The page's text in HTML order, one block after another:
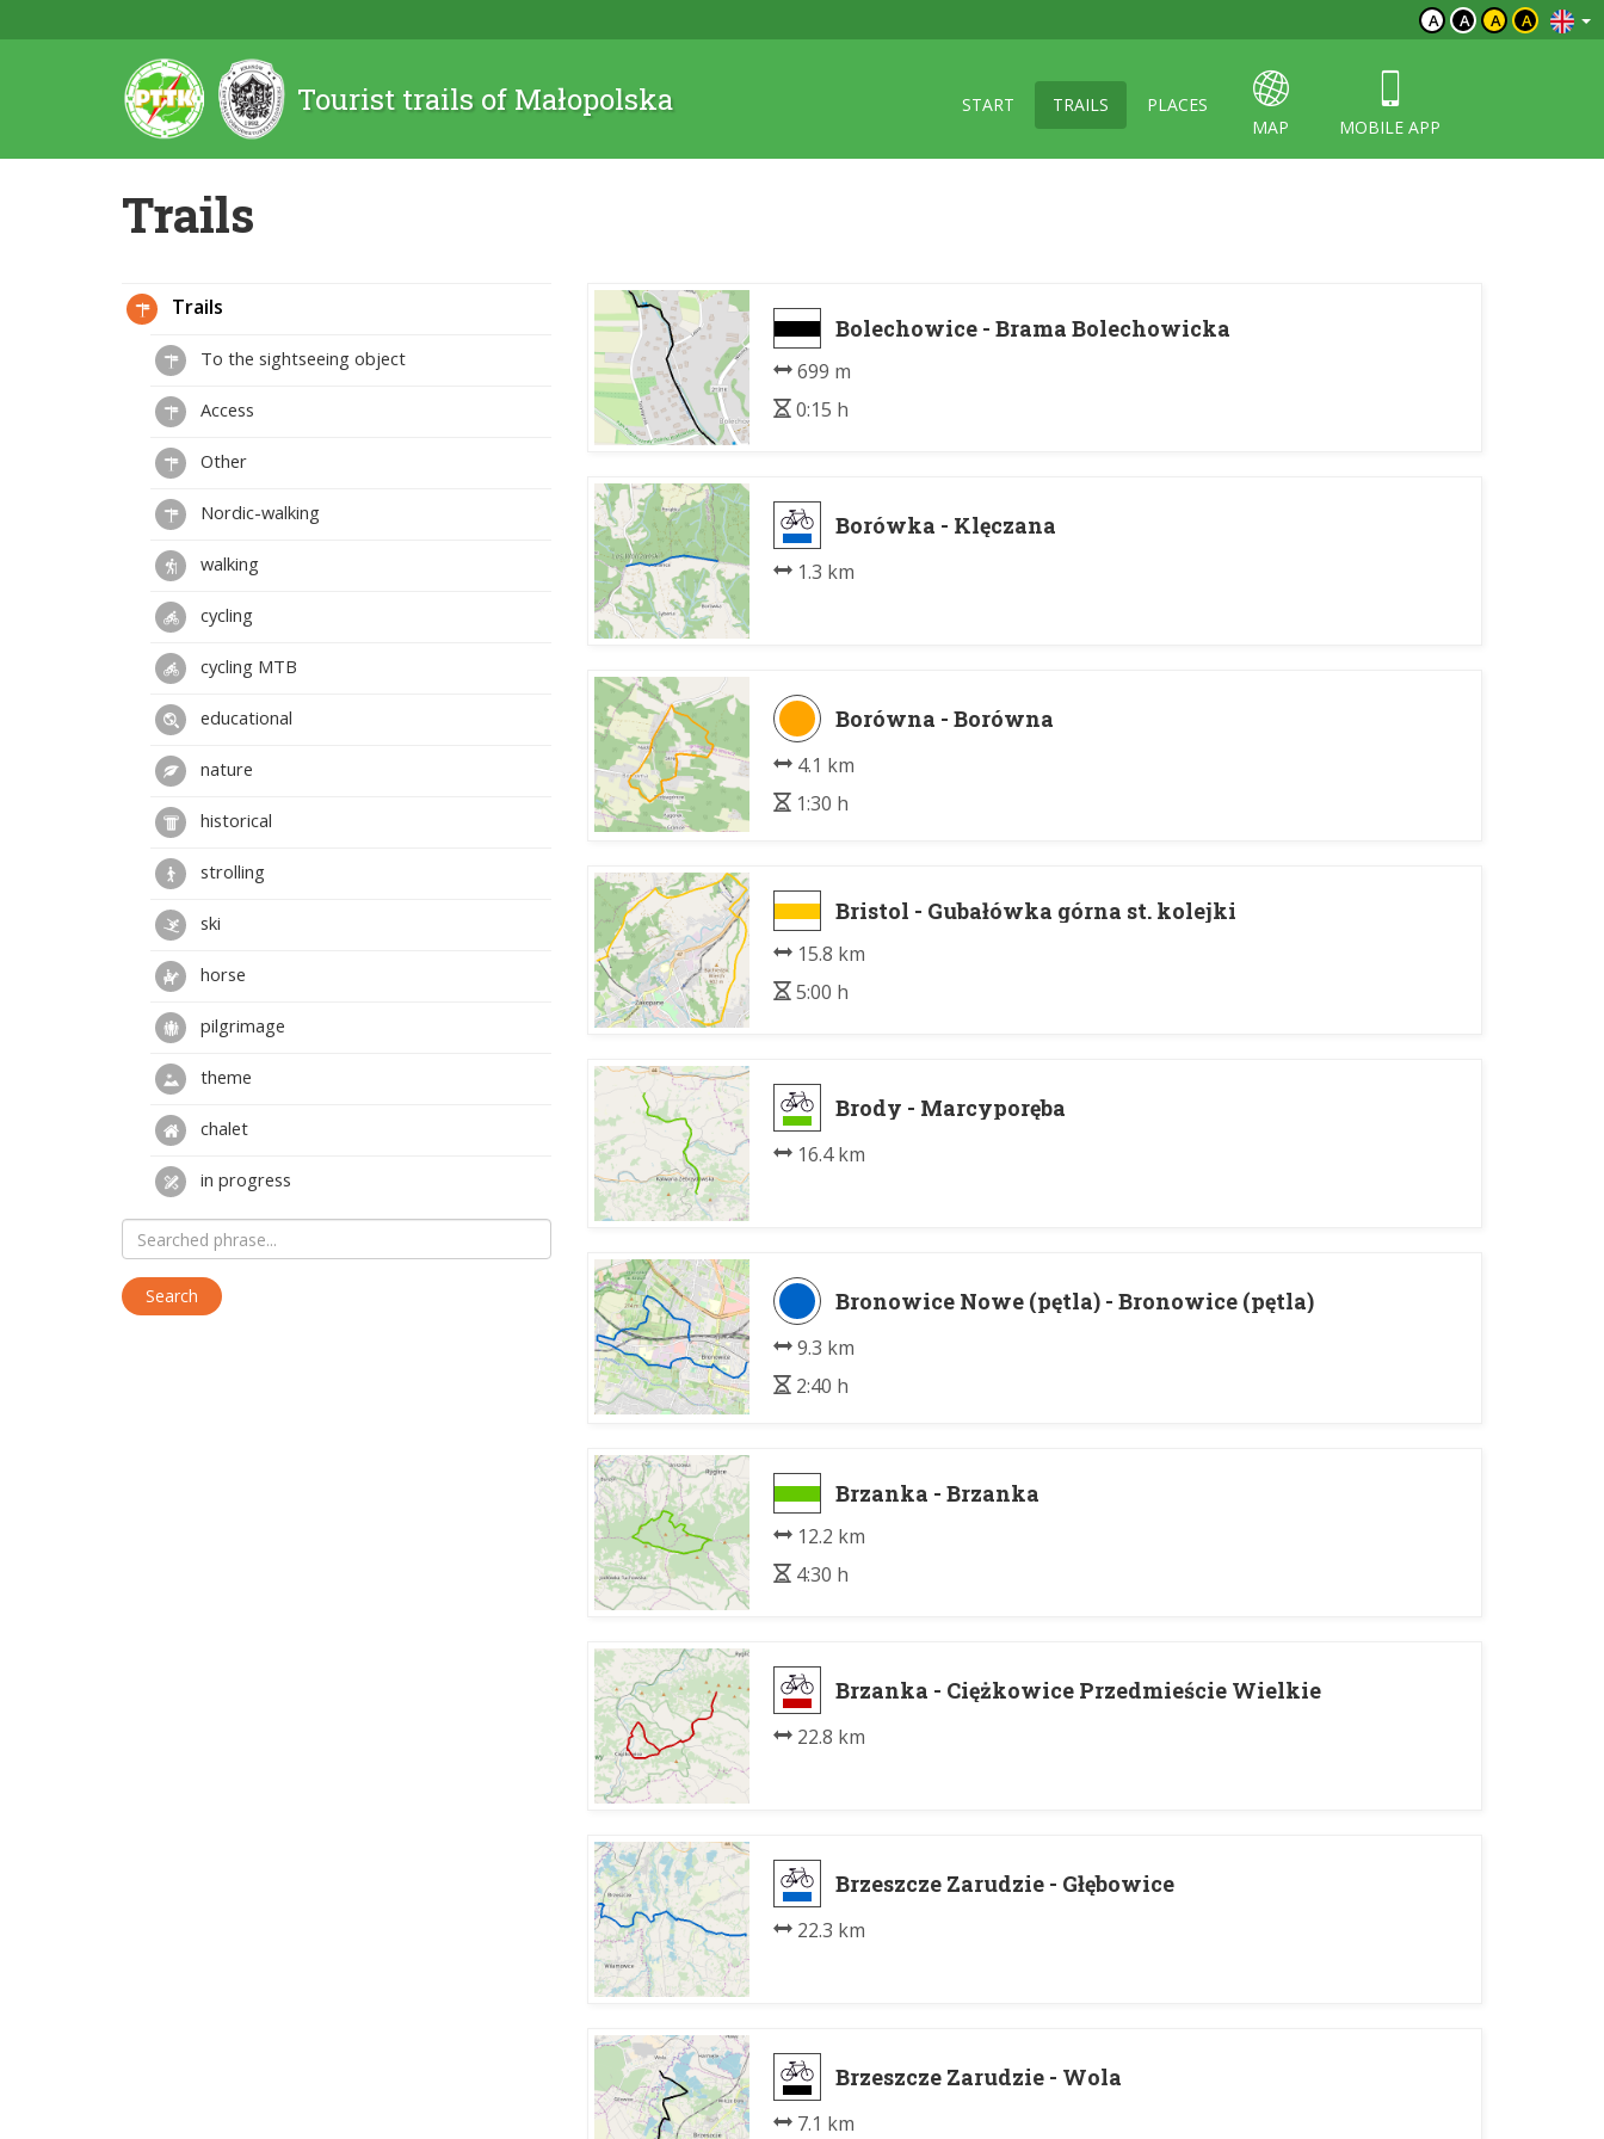
A A A A
Tourist trails of Małopolska START TRAILS
PLACES
MAP
MOBILE APP
Trails
Bolechowice - Brama Bolechowicka
699 m
0:15 h
Borówka - Klęczana
1.3 km
Borówna - Borówna
4.1 km
1:30 h
Bristol - Gubałówka górna st. kolejki
15.8 km
5:00 h
Brody - Marcyporęba
16.4 km
Bronowice Nowe (pętla) - Bronowice (pętla)
9.3 km
2:40 h
Brzanka - Brzanka
12.2 km
4:30 h
Brzanka - Ciężkowice Przedmieście Wielkie
22.8 km
Brzeszcze Zarudzie - Głębowice
22.3 km
Brzeszcze Zarudzie - Wola
7.1 km
Trails
To the sightseeing object
Access
Other
Nordic-walking
walking
cycling
cycling MTB
educational
nature
historical
strolling
ski
horse
pilgrimage
theme
chalet
in progress